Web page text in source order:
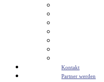
Kontakt
Partner werden